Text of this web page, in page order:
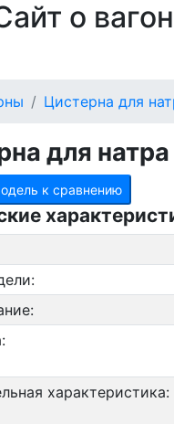
о
Цистерна для
для
к сравнению
характеристика: